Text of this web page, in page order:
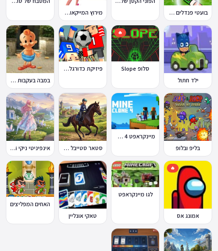
בועטי פנדלים Penalty Shooters
מירוץ המייקאובר Makeover Run
ילד חתול
🔥
סלופ Slope
פיזיקת כדורגל Soccer Physics
במבה בעקבות החטיף החטוף 2
בליפ ובלופ
מיינקראפט 4 קלון
סטאר סטייבל Star Stable Online
אינפיניטי ניקי Infinity Nikki
🔥
אמונג אס
לגו מיינקראפט
טאקי אונליין
האחים המפליצים